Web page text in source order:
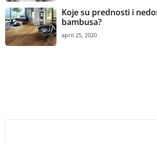
Koje su prednosti i
bambusa?
april 25, 2020